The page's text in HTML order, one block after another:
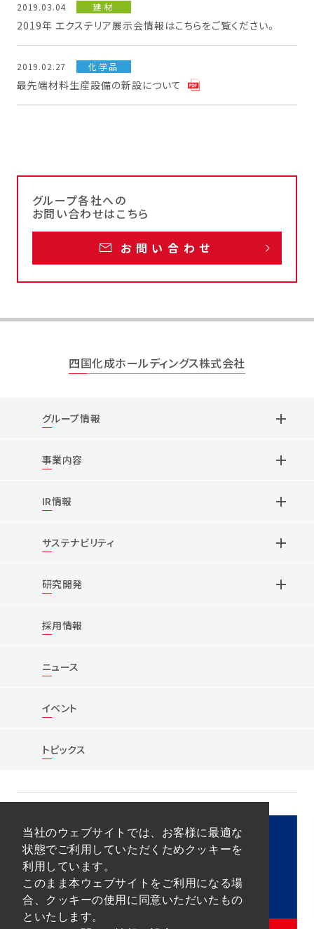
当社のウェブサイトでは、お客様に最適な
状態でご利用していただくためクッキーを
利用しています。
このまま本ウェブサイトをご利用になる場
合、クッキーの使用に同意いただいたもの
といたします。
2019.03.04 建材
2019年 エクステリア展示会情報はこちらをご覧ください。
2019.02.27 化学品
最先端材料生産設備の新設について
グループ各社への
お問い合わせはこちら
お問い合わせ
四国化成ホールディングス株式会社
グループ情報
事業内容
IR情報
サステナビリティ
研究開発
採用情報
ニュース
イベント
トピックス